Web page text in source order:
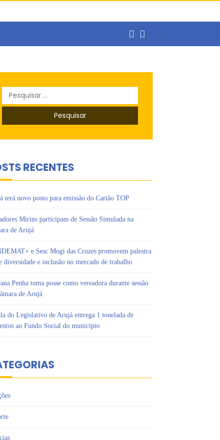
Ipês
Pesquisar
por:
RECENTES
terá novo posto para emissão do Cartão TOP
Mirins participam de Sessão Simulada na
de Arujá
e Sesc Mogi das Cruzes promovem palestra
diversidade e inclusão no mercado de trabalho
Penha toma posse como vereadora durante sessão
de Arujá
do Legislativo de Arujá entrega 1 tonelada de
ao Fundo Social do município